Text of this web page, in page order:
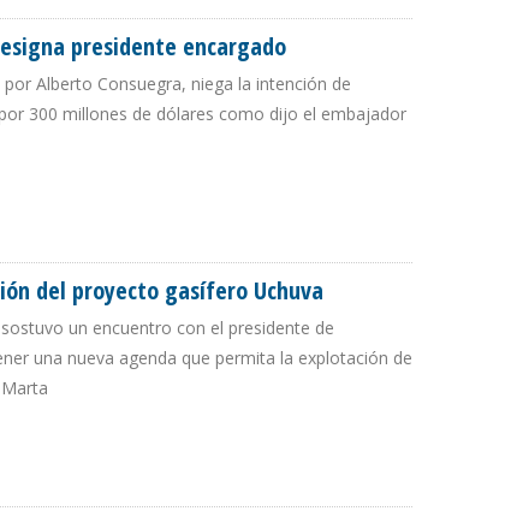
presidente encargado
Alberto Consuegra, niega la intención de
300 millones de dólares como dijo el embajador
del proyecto gasífero Uchuva
un encuentro con el presidente de
una nueva agenda que permita la explotación de